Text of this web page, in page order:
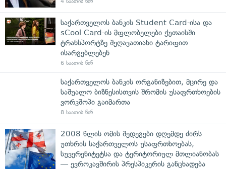
საქართველოს ბანკის Student Card-ისა და
sCool Card-ის მფლობელები ქუთაისში
ტრანსპორტზე შეღავათიანი ტარიფით
ისარგებლებენ
6 საათის წინ
საქართველოს ბანკის ორგანიზებით, მცირე და
საშუალო ბიზნესისთვის შრომის უსაფრთხოების
ვორკშოპი გაიმართა
8 საათის წინ
2008 წლის ომის შედეგები დღემდე ძირს
უთხრის საქართველოს უსაფრთხოებას,
სუვერენიტეტსა და ტერიტორიულ მთლიანობას
— ევროკავშირის პრესპიკერის განცხადება